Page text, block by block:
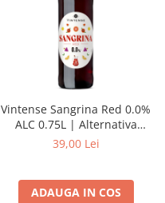
Vintense Sangrina Red 0.0%
ALC 0.75L | Alternativa
nealcoolica la sangria
39,00 Lei
ADAUGA IN COS